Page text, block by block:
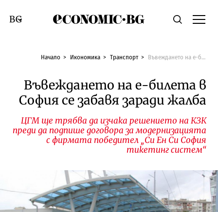
Economic.bgТърсене
Смяна на език
Начало Икономика Транспорт Въвеждането на е-билета в София се забавя заради жалба
Въвеждането на е-билета в
София се забавя заради жалба
ЦГМ ще трябва да изчака решението на КЗК
преди да подпише договора за модернизацията
с фирмата победител „Си Ен Си София
тикетинг систем“